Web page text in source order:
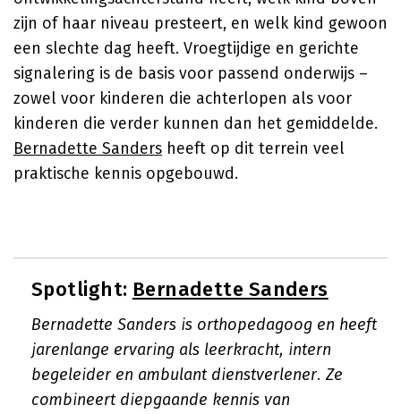
zijn of haar niveau presteert, en welk kind gewoon
een slechte dag heeft. Vroegtijdige en gerichte
signalering is de basis voor passend onderwijs –
zowel voor kinderen die achterlopen als voor
kinderen die verder kunnen dan het gemiddelde.
Bernadette Sanders heeft op dit terrein veel
praktische kennis opgebouwd.
Spotlight: Bernadette Sanders
Bernadette Sanders is orthopedagoog en heeft
jarenlange ervaring als leerkracht, intern
begeleider en ambulant dienstverlener. Ze
combineert diepgaande kennis van